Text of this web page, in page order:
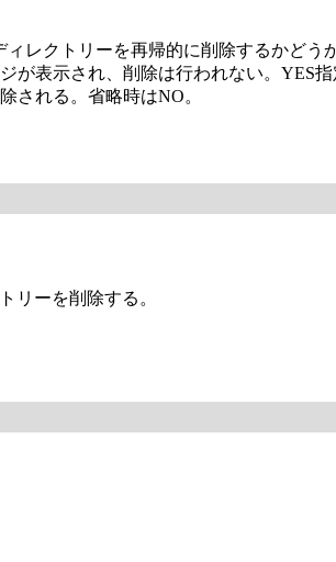
レクトリーを再帰的に削除するかど
が表示され、削除は行われない。YES
される。省略時はNO。
リーを削除する。